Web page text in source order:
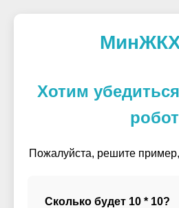
Хотим
робот
Пожалуйста, решите
Сколько будет 10 * 10?